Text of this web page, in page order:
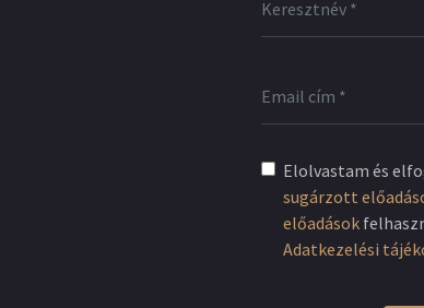
Elolvastam és
sugárzott
előadások
Adatkezelési